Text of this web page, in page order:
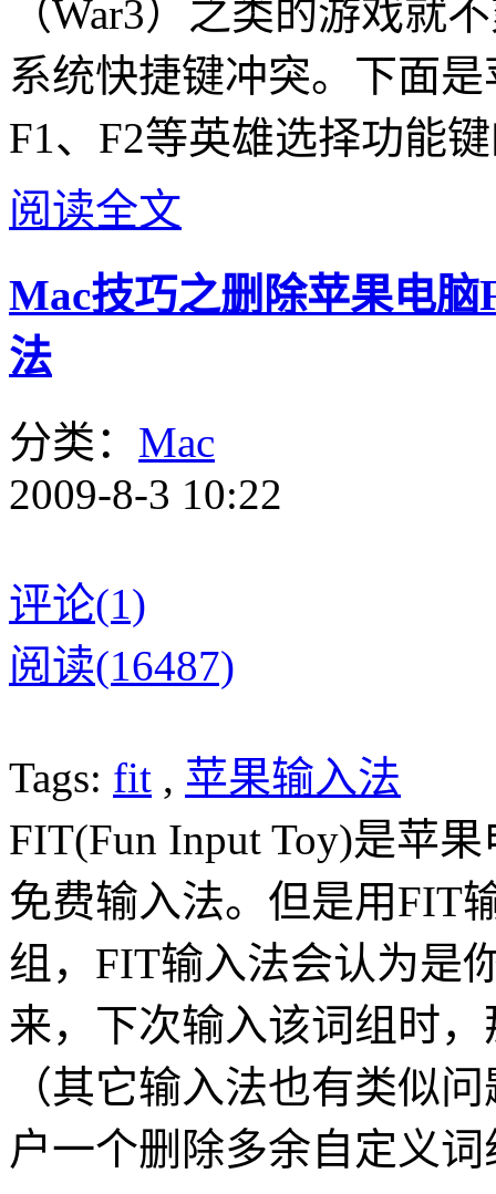
（War3）之类的游戏就
系统快捷键冲突。下面
F1、F2等英雄选择功能
阅读全文
Mac技巧之删除苹果电
法
分类： Mac
2009-8-3 10:22
评论(1)
阅读(16487)
Tags: fit , 苹果输入法
FIT(Fun Input Toy)是苹
免费输入法。但是用FIT
组，FIT输入法会认为是
来，下次输入该词组时
（其它输入法也有类似
户一个删除多余自定义